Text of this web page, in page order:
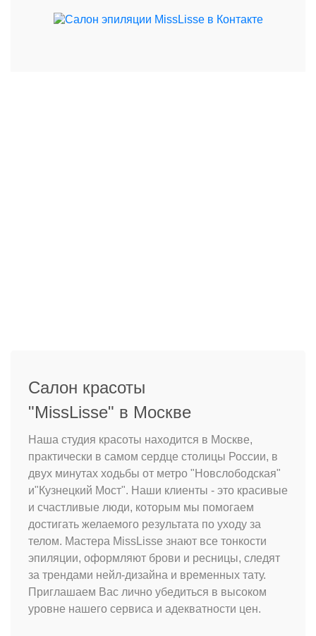
Салон красоты
"MissLisse" в Москве
Наша студия красоты находится в Москве,
практически в самом сердце столицы России, в
двух минутах ходьбы от метро "Новслободская"
и"Кузнецкий Мост". Наши клиенты - это красивые
и счастливые люди, которым мы помогаем
достигать желаемого результата по уходу за
телом. Мастера MissLisse знают все тонкости
эпиляции, оформляют брови и ресницы, следят
за трендами нейл-дизайна и временных тату.
Приглашаем Вас лично убедиться в высоком
уровне нашего сервиса и адекватности цен.